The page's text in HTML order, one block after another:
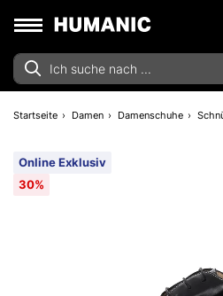
Startseite Damen Damenschuhe
Online Exklusiv
30%